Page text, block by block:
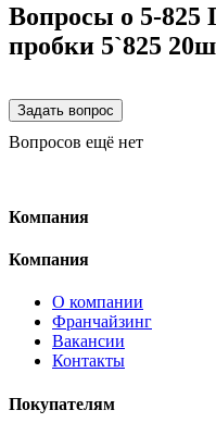
Вопросы о 5-825
пробки 5`825
Вопросов ещё нет
Компания
Компания
О компании
Франчайзинг
Вакансии
Контакты
Покупателям